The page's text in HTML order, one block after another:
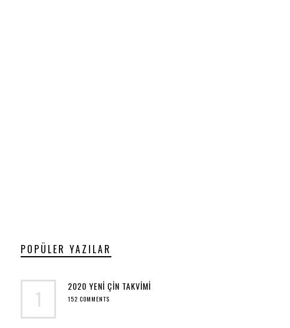
POPÜLER YAZILAR
1 2020 YENI ÇIN TAKVIMI
152 COMMENTS